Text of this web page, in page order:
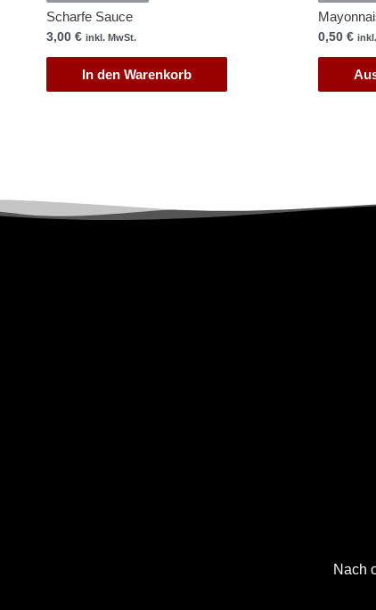
Scharfe Sauce
3,00 € inkl. MwSt.
In den Warenkorb
0,50 €
Nach